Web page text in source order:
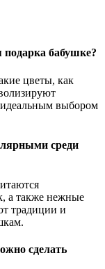
подарка бабушке?
цветы, как
идеальным выбором
среди
а также нежные
традиции и
сделать